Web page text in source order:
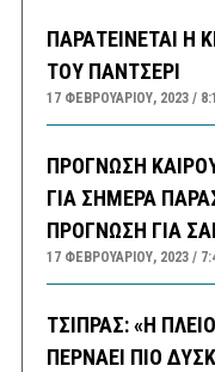
ΠΑΡΑΤΕΙΝΕΤΑΙ Η
ΤΟΥ ΠΑΝΤΣΕΡΙ
17 ΦΕΒΡΟΥΑΡΊΟΥ, 2023
ΠΡΟΓΝΩΣΗ
ΓΙΑ ΣΗΜΕΡΑ
ΠΡΟΓΝΩΣΗ ΓΙΑ
17 ΦΕΒΡΟΥΑΡΊΟΥ, 2023
ΤΣΙΠΡΑΣ: «Η
ΠΕΡΝΑΕΙ ΠΙΟ